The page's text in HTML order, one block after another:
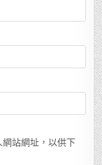
站網址，以供下